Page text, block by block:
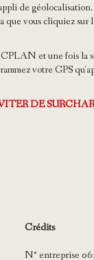
de
que vous cliquiez sur
et une fois la
votre GPS
DE
Crédits
N° entreprise